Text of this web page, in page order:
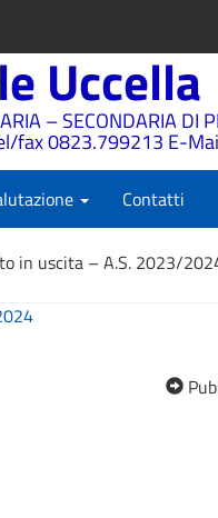
Uccella
– SECONDARIA
fax 0823.799213 E-
Contatti
in uscita – A.S. 2023/